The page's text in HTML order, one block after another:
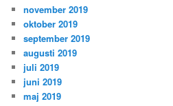
november 2019
oktober 2019
september 2019
augusti 2019
juli 2019
juni 2019
maj 2019